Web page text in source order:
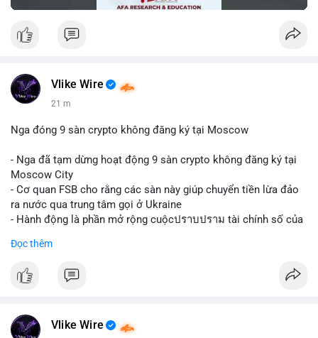
Vlike Wire
21 m
Nga đóng 9 sàn crypto không đăng ký tại Moscow
- Nga đã tạm dừng hoạt động 9 sàn crypto không đăng ký tại
Moscow City
- Cơ quan FSB cho rằng các sàn này giúp chuyển tiền lừa đảo
ra nước qua trung tâm gọi ở Ukraine
- Hành động là phần mở rộng cuộcปราบปราม tài chính số của
📰 Nguồn: Cointelegraph
Đọc thêm
Vlike Wire